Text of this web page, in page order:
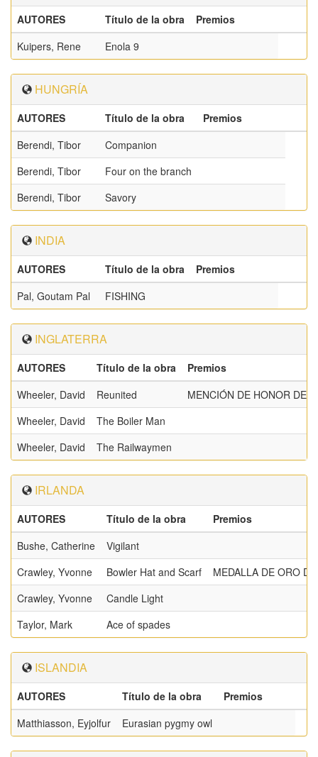
AUTORES Título de la obra
Premios
Kuipers, Rene
Enola 9
HUNGRÍA
AUTORES Título de la obra
Premios
Berendi, Tibor
Companion
Berendi, Tibor
Four on the branch
Berendi, Tibor
Savory
INDIA
AUTORES Título de la obra
Premios
Pal, Goutam Pal
FISHING
INGLATERRA
AUTORES Título de la obra
Premios
Wheeler, David
Reunited
MENCIÓN DE HONOR DE
Wheeler, David
The Boiler Man
Wheeler, David
The Railwaymen
IRLANDA
AUTORES Título de la obra
Premios
Bushe, Catherine
Vigilant
Crawley, Yvonne
Bowler Hat and Scarf
MEDALLA DE ORO
Crawley, Yvonne
Candle Light
Taylor, Mark
Ace of spades
ISLANDIA
AUTORES Título de la obra
Premios
Matthiasson, Eyjolfur
Eurasian pygmy owl